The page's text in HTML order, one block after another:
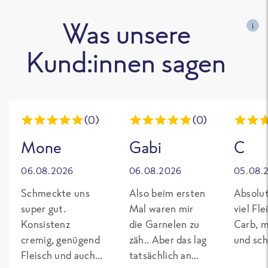
Was unsere
Kund:innen sagen
i
(0)
Mone
06.08.2026
Schmeckte uns
super gut.
Konsistenz
cremig, genügend
Fleisch und auch
(0)
Gabi
06.08.2026
Also beim ersten
Mal waren mir
die Garnelen zu
zäh.. Aber das lag
tatsächlich an
C
viel
Carb,
und